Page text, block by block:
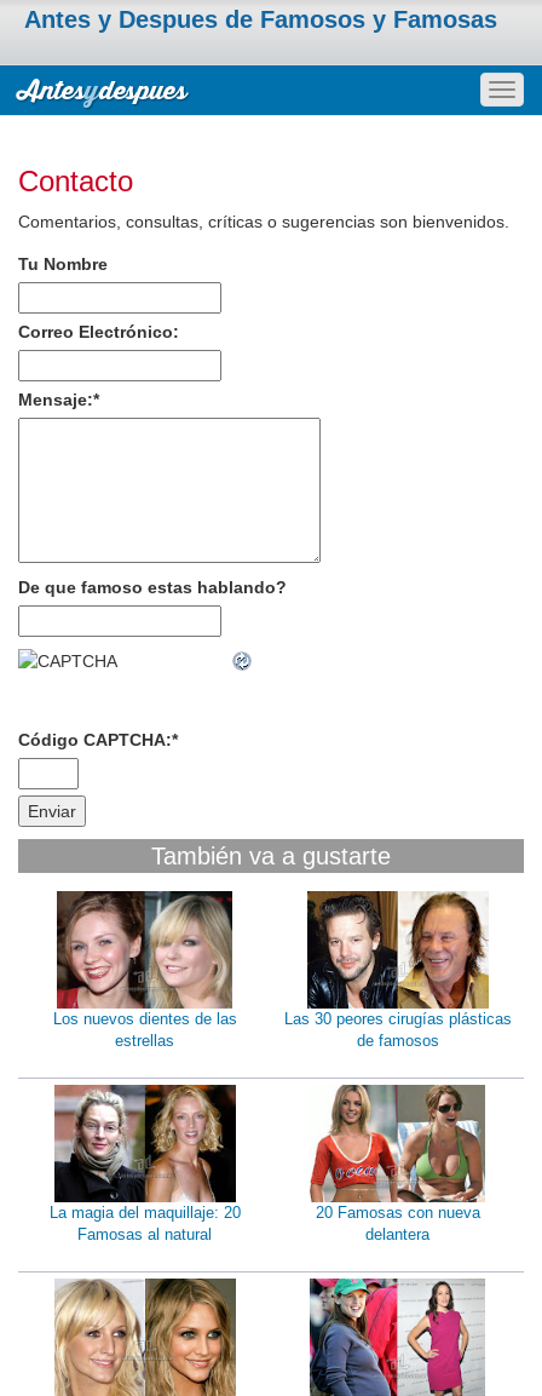
Antes y Despues de Famosos y Famosas
Contacto
Comentarios, consultas, críticas o sugerencias son bienvenidos.
Tu Nombre
Correo Electrónico:
Mensaje:*
De que famoso estas hablando?
Código CAPTCHA:*
También va a gustarte
Los nuevos dientes de las
estrellas
Las 30 peores cirugías plásticas
de famosos
La magia del maquillaje: 20
Famosas al natural
20 Famosas con nueva
delantera